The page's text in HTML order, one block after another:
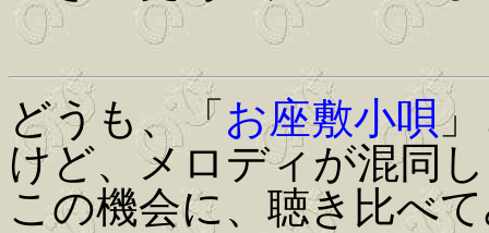
どうも、「 お座敷小唄
けど、メロディが混同
この機会に、聴き比べ